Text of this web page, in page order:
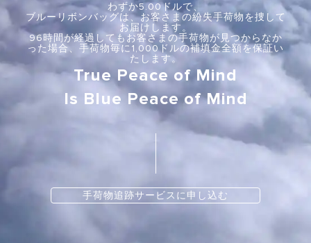
わずか5.00ドルで、
ブルーリボンバッグは、お客さまの紛失手荷物を捜して
お届けします。
96時間が経過してもお客さまの手荷物が見つからなか
った場合、手荷物毎に1,000ドルの補填金全額を保証い
たします。
True Peace of Mind
Is Blue Peace of Mind
手荷物追跡サービスに申し込む